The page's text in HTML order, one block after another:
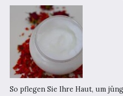
So pflegen Sie Ihre Haut, um